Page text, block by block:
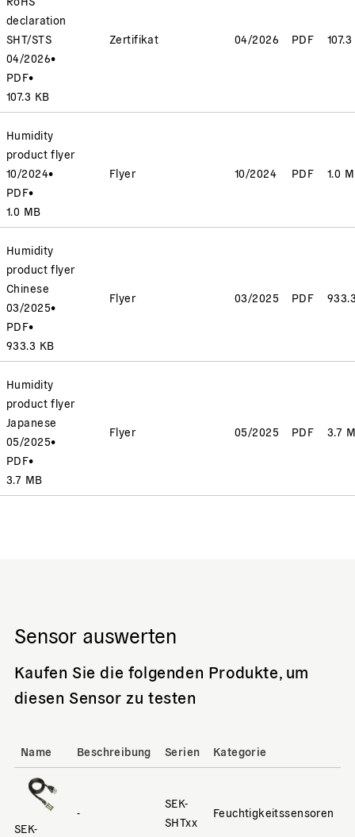
declaration
SHT/STS
04/2026•
PDF•
107.3 KB
Zertifikat 04/2026 PDF
Humidity
product flyer
10/2024•
PDF•
1.0 MB
Flyer 10/2024 PDF 1.0
Humidity
product flyer
Chinese
03/2025•
PDF•
933.3 KB
Flyer 03/2025 PDF
Humidity
product flyer
Japanese
05/2025•
PDF•
3.7 MB
Flyer 05/2025 PDF 3.7
Sensor auswerten
Kaufen Sie die folgenden Produkte, um
diesen Sensor zu testen
Name Beschreibung Serien Kategorie
SEK-
-
SEK-
SHTxx
Feuchtigkeitssensoren